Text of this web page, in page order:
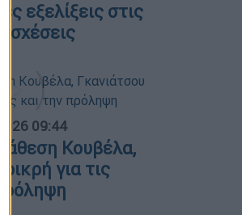
εξελίξεις στις
σχέσεις
09:44
Κουβέλα,
για τις